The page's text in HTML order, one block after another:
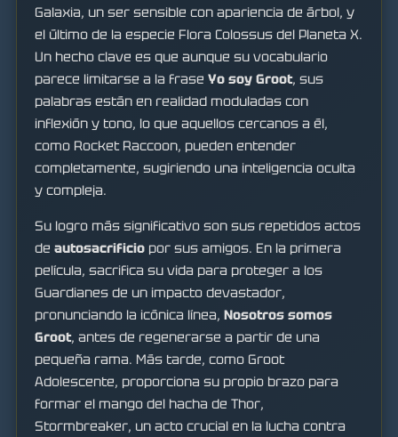
Galaxia, un ser sensible con apariencia de árbol, y
el último de la especie Flora Colossus del Planeta X.
Un hecho clave es que aunque su vocabulario
parece limitarse a la frase Yo soy Groot, sus
palabras están en realidad moduladas con
inflexión y tono, lo que aquellos cercanos a él,
como Rocket Raccoon, pueden entender
completamente, sugiriendo una inteligencia oculta
y compleja.
Su logro más significativo son sus repetidos actos
de autosacrificio por sus amigos. En la primera
película, sacrifica su vida para proteger a los
Guardianes de un impacto devastador,
pronunciando la icónica línea, Nosotros somos
Groot, antes de regenerarse a partir de una
pequeña rama. Más tarde, como Groot
Adolescente, proporciona su propio brazo para
formar el mango del hacha de Thor,
Stormbreaker, un acto crucial en la lucha contra